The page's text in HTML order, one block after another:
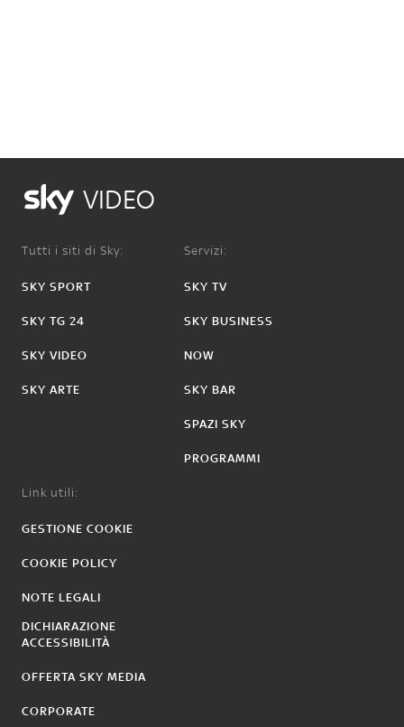
VIDEO
Tutti i siti di Sky:
SKY SPORT
SKY TG 24
SKY VIDEO
SKY ARTE
Servizi:
SKY TV
SKY BUSINESS
NOW
SKY BAR
SPAZI SKY
PROGRAMMI
Link utili:
GESTIONE COOKIE
COOKIE POLICY
NOTE LEGALI
DICHIARAZIONE
ACCESSIBILITÀ
OFFERTA SKY MEDIA
CORPORATE